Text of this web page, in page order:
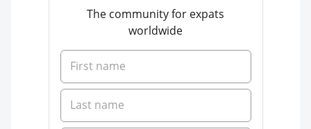
The community for expats
worldwide